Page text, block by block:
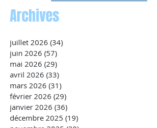
Archives
juillet 2026 (34)
juin 2026 (57)
mai 2026 (29)
avril 2026 (33)
mars 2026 (31)
février 2026 (29)
janvier 2026 (36)
décembre 2025 (19)